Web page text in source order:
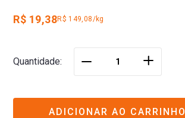
R$ 19,38R$ 149,08/kg
Quantidade ＋
ADICIONAR AO CARRINHO